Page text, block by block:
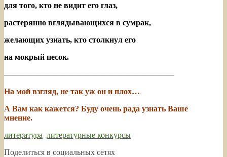
для того, кто не видит его глаз,
растерянно вглядывающихся в сумрак,
желающих узнать, кто столкнул его
на мокрый песок.
—————————————————————
На мой взгляд, не так уж он и плох…
А Вам как кажется? Буду очень рада узнать Ваше
мнение.
литература литературные конкурсы
Поделиться в социальных сетях